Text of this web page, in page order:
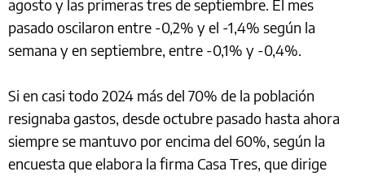
agosto y las primeras tres de septiembre. El mes
pasado oscilaron entre -0,2% y el -1,4% según la
semana y en septiembre, entre -0,1% y -0,4%.
Si en casi todo 2024 más del 70% de la población
resignaba gastos, desde octubre pasado hasta ahora
siempre se mantuvo por encima del 60%, según la
encuesta que elabora la firma Casa Tres, que dirige